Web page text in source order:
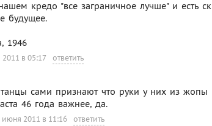
кредо "все заграничное лучше" и есть
будущее.
1946
в 05:17 ответить
сами признают что руки у них из жопы
46 года важнее, да.
июня 2011 в 11:16 ответить